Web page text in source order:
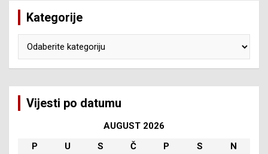
Kategorije
Vijesti po datumu
AUGUST 2026
P
U S Č P S
N